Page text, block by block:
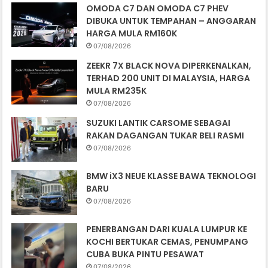
OMODA C7 DAN OMODA C7 PHEV
DIBUKA UNTUK TEMPAHAN – ANGGARAN
HARGA MULA RM160K
07/08/2026
ZEEKR 7X BLACK NOVA DIPERKENALKAN,
TERHAD 200 UNIT DI MALAYSIA, HARGA
MULA RM235K
07/08/2026
SUZUKI LANTIK CARSOME SEBAGAI
RAKAN DAGANGAN TUKAR BELI RASMI
07/08/2026
BMW iX3 NEUE KLASSE BAWA TEKNOLOGI
BARU
07/08/2026
PENERBANGAN DARI KUALA LUMPUR KE
KOCHI BERTUKAR CEMAS, PENUMPANG
CUBA BUKA PINTU PESAWAT